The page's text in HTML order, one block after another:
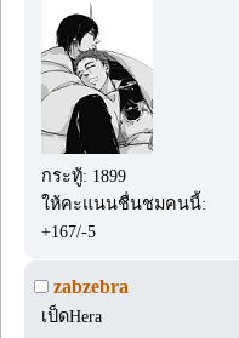
กระทู้: 1899
ให้คะแนนชื่นชมคนนี้:
+167/-5
zabzebra
เป็ดHera